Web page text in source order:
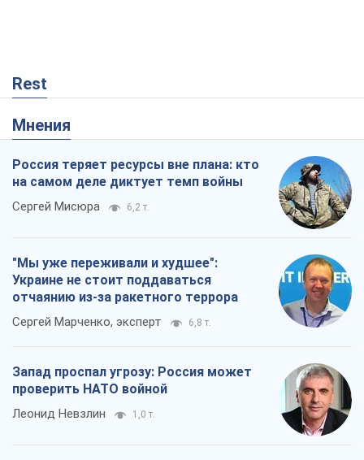
Rest
Мнения
Россия теряет ресурсы вне плана: кто
на самом деле диктует темп войны
Сергей Мисюра 6,2 т.
"Мы уже переживали и худшее":
Украине не стоит поддаваться
отчаянию из-за ракетного террора
Сергей Марченко, эксперт 6,8 т.
Запад проспал угрозу: Россия может
проверить НАТО войной
Леонид Невзлин 1,0 т.